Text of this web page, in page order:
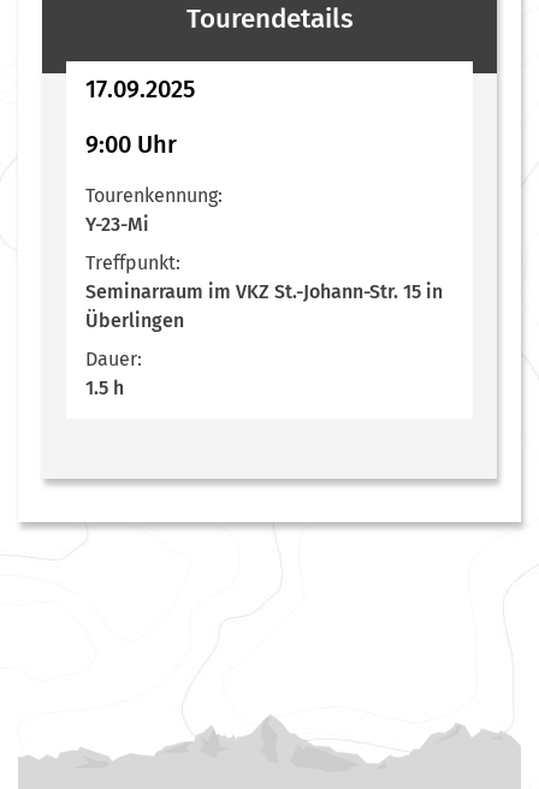
Tourendetails
17.09.2025
9:00 Uhr
Tourenkennung:
Y-23-Mi
Treffpunkt:
Seminarraum im VKZ St.-Johann-Str. 15 in
Überlingen
Dauer:
1.5 h